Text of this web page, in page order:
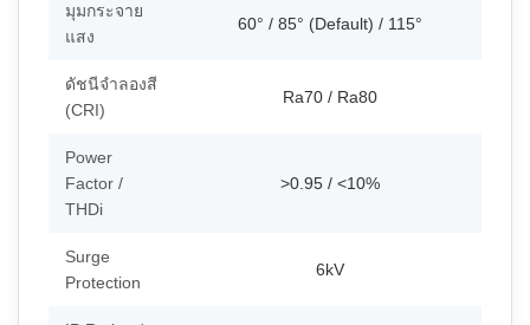
มุมกระจาย
แสง
60° / 85° (Default) / 115°
ดัชนีจำลองสี
(CRI)
Ra70 / Ra80
Power
Factor /
THDi
>0.95 / <10%
Surge
Protection
6kV